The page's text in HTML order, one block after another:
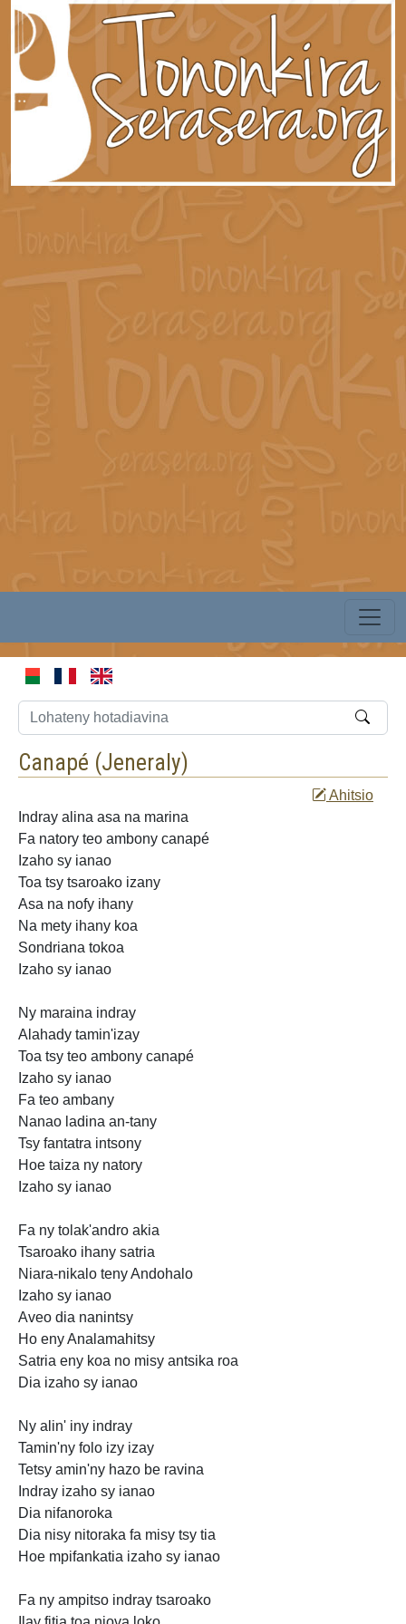
Canapé (Jeneraly)
Ahitsio
Indray alina asa na marina
Fa natory teo ambony canapé
Izaho sy ianao
Toa tsy tsaroako izany
Asa na nofy ihany
Na mety ihany koa
Sondriana tokoa
Izaho sy ianao
Ny maraina indray
Alahady tamin'izay
Toa tsy teo ambony canapé
Izaho sy ianao
Fa teo ambany
Nanao ladina an-tany
Tsy fantatra intsony
Hoe taiza ny natory
Izaho sy ianao
Fa ny tolak'andro akia
Tsaroako ihany satria
Niara-nikalo teny Andohalo
Izaho sy ianao
Aveo dia nanintsy
Ho eny Analamahitsy
Satria eny koa no misy antsika roa
Dia izaho sy ianao
Ny alin' iny indray
Tamin'ny folo izy izay
Tetsy amin'ny hazo be ravina
Indray izaho sy ianao
Dia nifanoroka
Dia nisy nitoraka fa misy tsy tia
Hoe mpifankatia izaho sy ianao
Fa ny ampitso indray tsaroako